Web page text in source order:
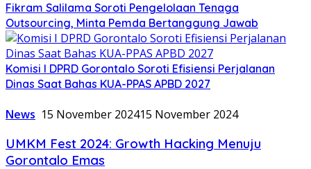
Fikram Salilama Soroti Pengelolaan Tenaga
Outsourcing, Minta Pemda Bertanggung Jawab
Komisi I DPRD Gorontalo Soroti Efisiensi Perjalanan
Dinas Saat Bahas KUA-PPAS APBD 2027
News 15 November 202415 November 2024
UMKM Fest 2024: Growth Hacking Menuju
Gorontalo Emas